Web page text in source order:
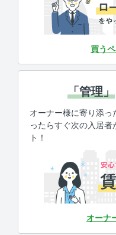
買う
「管理」
オーナー様に寄り添
ったらすぐ次の入居
ト！
オーナ